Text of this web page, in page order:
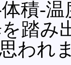
積-
踏み
われ